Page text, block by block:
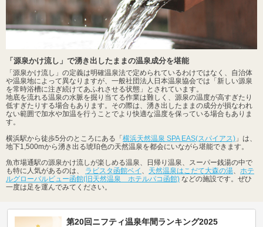
「源泉かけ流し」で湧き出したままの温泉成分を堪能
「源泉かけ流し」の定義は明確温泉法で定められているわけではなく、自治体
や温泉地によって異なりますが、一般社団法人日本温泉協会では「新しい源泉
を常時浴槽に注ぎ続けてあふれさせる状態」とされています。
地底を流れる温泉の水脈を掘り当てる作業は難しく、源泉の温度が高すぎたり
低すぎたりする場合もあります。その際は、湧き出したままの成分が損なわれ
ない範囲で加水や加温を行うことでより快適な温度を保っている場合もありま
す。
横浜駅から徒歩5分のところにある「 横浜天然温泉 SPA EAS(スパイアス) 」は、
地下1,500mから湧き出る琥珀色の天然温泉を都会にいながら堪能できます。
魚市場通駅の源泉かけ流しが楽しめる温泉、日帰り温泉、スーパー銭湯の中で
も特に人気があるのは、 ラビスタ函館ベイ 、 天然温泉はこだて大森の湯、 ホテ
ルグローバルビュー函館(旧天然温泉 ホテルパコ函館) などの施設です。ぜひ
一度は足を運んでみてください。
第20回ニフティ温泉年間ランキング2025